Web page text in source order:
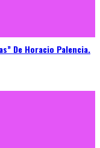
De Horacio Palencia.